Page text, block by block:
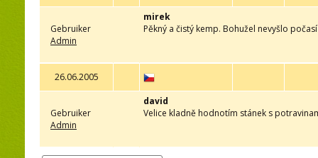
Gebruiker
Admin
mirek
Pěkný a čistý kemp. Bohužel nevyšlo počasí
26.06.2005
Gebruiker
Admin
david
Velice kladně hodnotím stánek s